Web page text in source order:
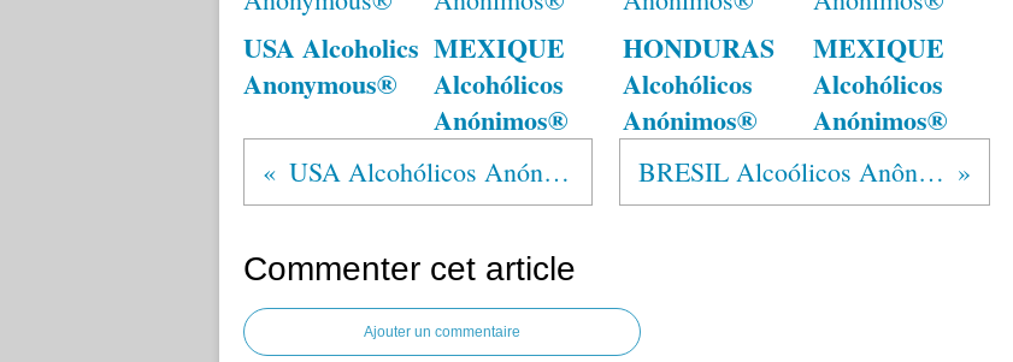
USA Alcoholics
Anonymous®
MEXIQUE
Alcohólicos
Anónimos®
HONDURAS
Alcohólicos
Anónimos®
MEXIQUE
Alcohólicos
Anónimos®
USA Alcohólicos Anónimos® BRESIL Alcoólicos Anônimos®
Commenter cet article
Ajouter un commentaire